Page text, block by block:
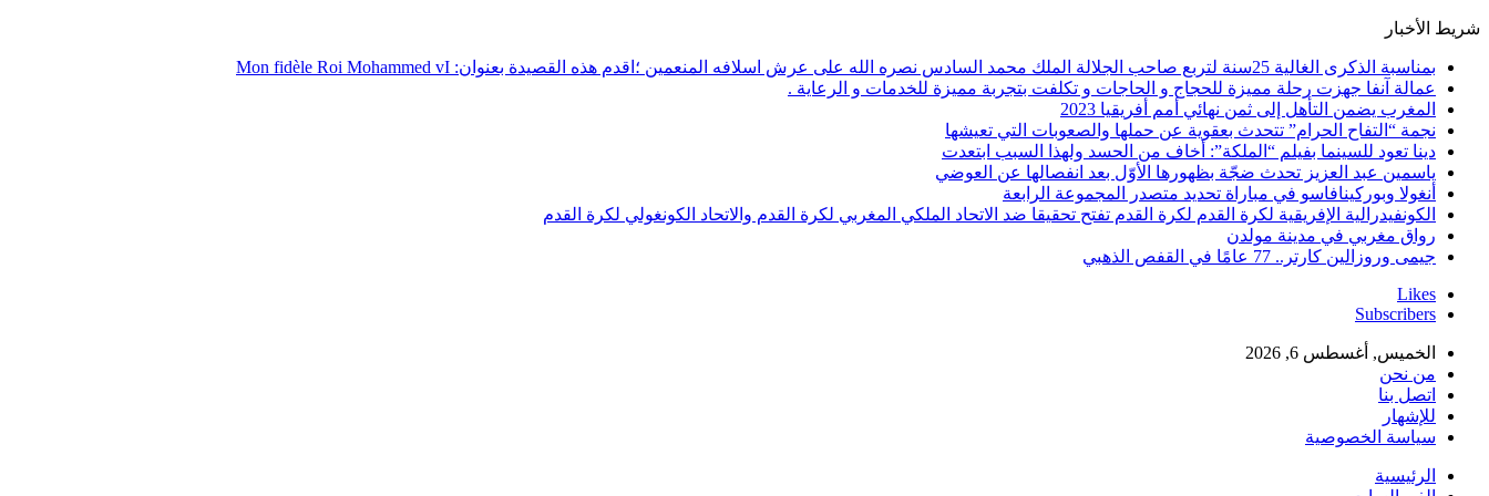
شريط الأخبار
بمناسبة الذكرى الغالية 25سنة لتربع صاحب الجلالة الملك محمد السادس نصره الله على عرش اسلافه المنعمين ؛اقدم هذه القصيدة بعنوان: Mon fidèle Roi Mohammed vI
عمالة آنفا جهزت رحلة مميزة للحجاج و الحاجات و تكلفت بتجربة مميزة للخدمات و الرعاية .
المغرب يضمن التأهل إلى ثمن نهائي أمم أفريقيا 2023
نجمة “التفاح الحرام” تتحدث بعقوية عن حملها والصعوبات التي تعيشها
دينا تعود للسينما بفيلم “الملكة”: أخاف من الحسد ولهذا السبب ابتعدت
ياسمين عبد العزيز تحدث ضجّة بظهورها الأوّل بعد انفصالها عن العوضي
أنغولا وبوركينافاسو في مباراة تحديد متصدر المجموعة الرابعة
الكونفيدرالية الإفريقية لكرة القدم لكرة القدم تفتح تحقيقا ضد الاتحاد الملكي المغربي لكرة القدم والاتحاد الكونغولي لكرة القدم
رواق مغربي في مدينة مولدن
جيمى وروزالين كارتر.. 77 عامًا في القفص الذهبي
Likes
Subscribers
الخميس, أغسطس 6, 2026
من نحن
اتصل بنا
للإشهار
سياسة الخصوصية
الرئيسية